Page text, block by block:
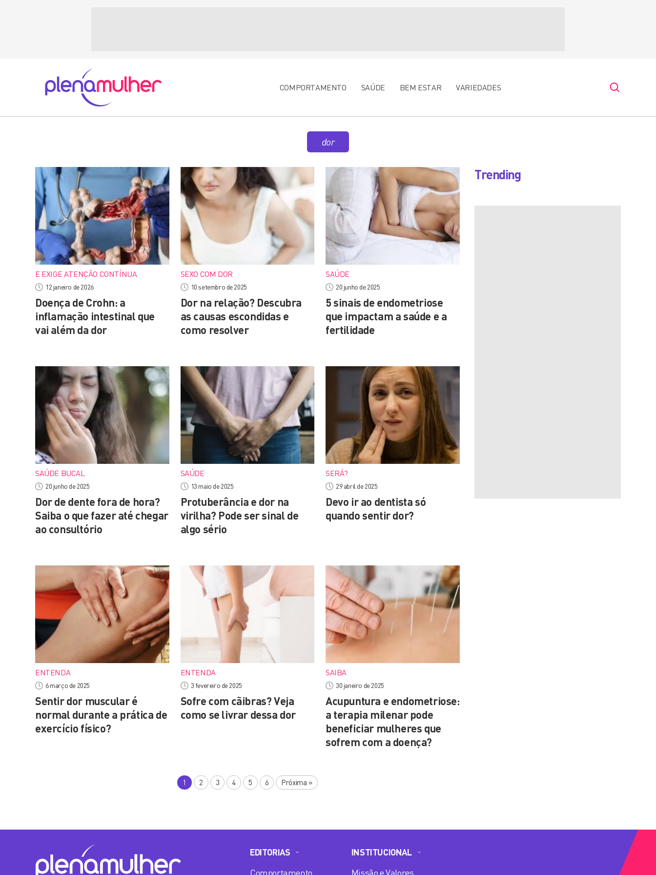
COMPORTAMENTO SAÚDE BEM ESTAR VARIEDADES
dor
E EXIGE ATENÇÃO CONTÍNUA
12 janeiro de 2026
Doença de Crohn: a
inflamação intestinal que
vai além da dor
SEXO COM DOR
10 setembro de 2025
Dor na relação? Descubra
as causas escondidas e
como resolver
SAÚDE
20 junho de 2025
5 sinais de endometriose
que impactam a saúde e a
fertilidade
SAÚDE BUCAL
20 junho de 2025
Dor de dente fora de hora?
Saiba o que fazer até chegar
ao consultório
SAÚDE
13 maio de 2025
Protuberância e dor na
virilha? Pode ser sinal de
algo sério
SERÁ?
29 abril de 2025
Devo ir ao dentista só
quando sentir dor?
ENTENDA
6 março de 2025
Sentir dor muscular é
normal durante a prática de
exercício físico?
ENTENDA
3 fevereiro de 2025
Sofre com cãibras? Veja
como se livrar dessa dor
SAIBA
30 janeiro de 2025
Acupuntura e endometriose:
a terapia milenar pode
beneficiar mulheres que
sofrem com a doença?
1 2 3 4 5 6 Próxima »
Trending
EDITORIAS
Comportamento
INSTITUCIONAL
Missão e Valores